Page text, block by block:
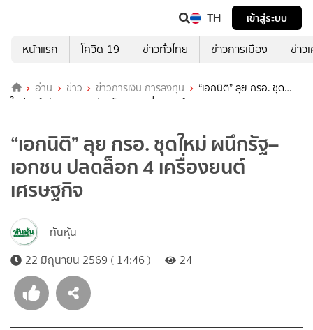
TH
เข้าสู่ระบบ
หน้าแรก
โควิด-19 ข่าวทั่วไทย ข่าวการเมือง ข่าว
อ่าน ข่าว ข่าวการเงิน การลงทุน
“เอกนิติ” ลุย กรอ. ชุด
ใหม่ ผนึกรัฐ–เอกชน ปลดล็อก 4 เครื่องยนต์เศรษฐกิจ
“เอกนิติ” ลุย กรอ. ชุดใหม่ ผนึกรัฐ–
เอกชน ปลดล็อก 4 เครื่องยนต์
เศรษฐกิจ
ทันหุ้น
22 มิถุนายน 2569 ( 14:46 )
24